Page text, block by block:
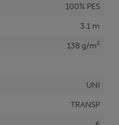
100% PES
3.1 m
138 g/m²
UNI
TRANSP